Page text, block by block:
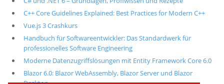
C++ Core Guidelines Explained: Best Practices for Modern C++
Vue.js 3 Crashkurs
Handbuch für Softwareentwickler: Das Standardwerk für
professionelles Software Engineering
Moderne Datenzugriffslösungen mit Entity Framework Core 6.0
Blazor 6.0: Blazor WebAssembly, Blazor Server und Blazor